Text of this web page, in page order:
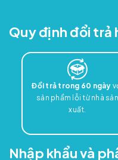
Quy định đổi trả
Đổi trả trong 60 ngày
sản phẩm lỗi từ nhà sản
xuất.
Nhập khẩu và